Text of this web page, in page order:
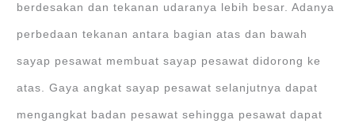
berdesakan dan tekanan udaranya lebih besar. Adanya
perbedaan tekanan antara bagian atas dan bawah
sayap pesawat membuat sayap pesawat didorong ke
atas. Gaya angkat sayap pesawat selanjutnya dapat
mengangkat badan pesawat sehingga pesawat dapat